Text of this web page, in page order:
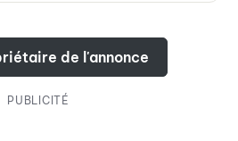
de l'annonce
PUBLICITÉ